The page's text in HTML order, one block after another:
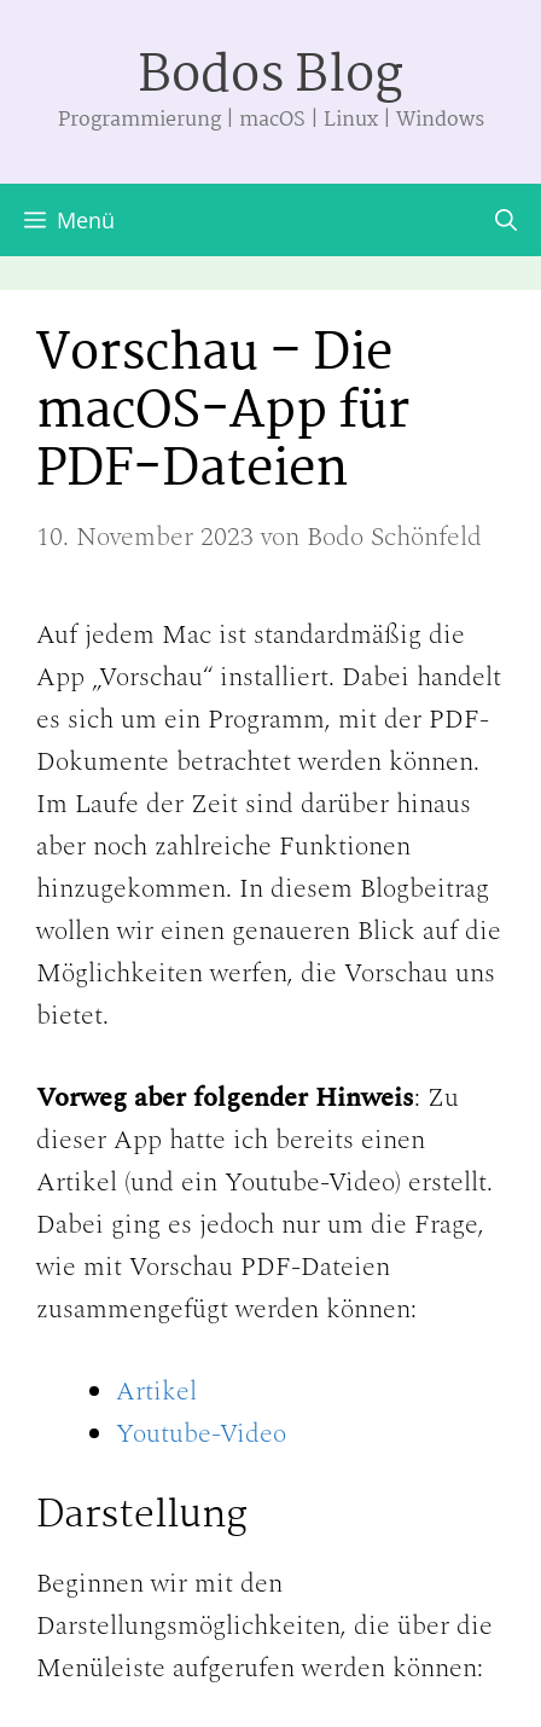
springen
Bodos Blog
Programmierung | macOS | Linux | Windows
Menü
Vorschau – Die
macOS-App für
PDF-Dateien
10. November 2023 von Bodo Schönfeld
Auf jedem Mac ist standardmäßig die
App „Vorschau“ installiert. Dabei handelt
es sich um ein Programm, mit der PDF-
Dokumente betrachtet werden können.
Im Laufe der Zeit sind darüber hinaus
aber noch zahlreiche Funktionen
hinzugekommen. In diesem Blogbeitrag
wollen wir einen genaueren Blick auf die
Möglichkeiten werfen, die Vorschau uns
bietet.
Vorweg aber folgender Hinweis: Zu
dieser App hatte ich bereits einen
Artikel (und ein Youtube-Video) erstellt.
Dabei ging es jedoch nur um die Frage,
wie mit Vorschau PDF-Dateien
zusammengefügt werden können:
Artikel
Youtube-Video
Darstellung
Beginnen wir mit den
Darstellungsmöglichkeiten, die über die
Menüleiste aufgerufen werden können: